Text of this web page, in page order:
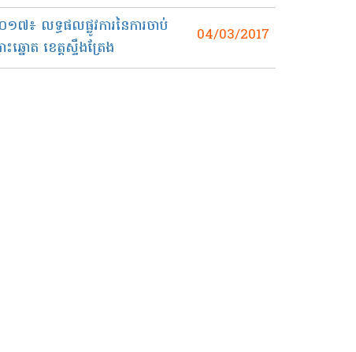
៖ លទ្ធផលផ្លូវការនៃការចាប់
ោត ខេត្តស្ទឹងត្រែង
04/03/2017